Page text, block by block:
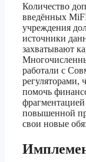
Количество
введённых
учреждения
источники
захватывают
работали с
регуляторами,
помочь
повышенной
свои новые